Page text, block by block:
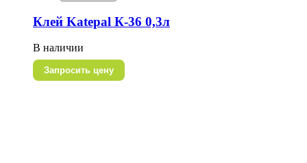
Клей Katepal К-36 0,3л
В наличии
Запросить цену